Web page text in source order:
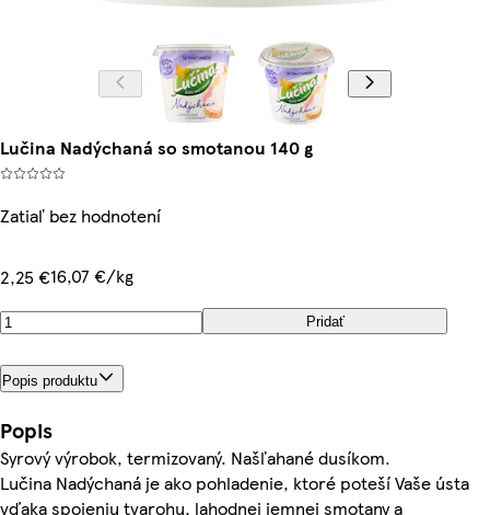
Lučina Nadýchaná so smotanou 140 g
Zatiaľ bez hodnotení
2,25 €16,07 €/kg
Pridať
Popis produktu
Popis
Syrový výrobok, termizovaný. Našľahané dusíkom.
Lučina Nadýchaná je ako pohladenie, ktoré poteší Vaše ústa
vďaka spojeniu tvarohu, lahodnej jemnej smotany a